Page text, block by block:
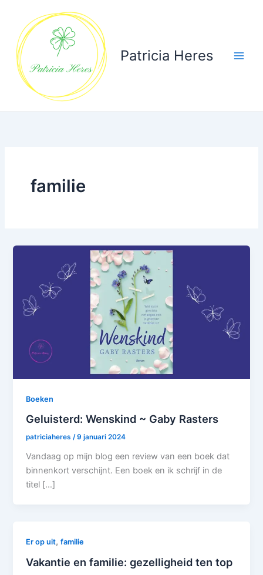
inhoud
Patricia Heres
familie
Boeken
Geluisterd: Wenskind ~ Gaby Rasters
patriciaheres/9 januari 2024
Vandaag op mijn blog een review van een boek dat
binnenkort verschijnt. Een boek en ik schrijf in de
titel […]
Er op uit,familie
Vakantie en familie: gezelligheid ten top